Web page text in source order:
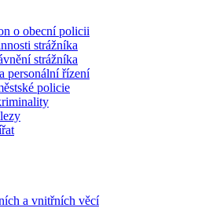
o obecní policii
strážníka
strážníka
personální řízení
policie
a vnitřních věcí